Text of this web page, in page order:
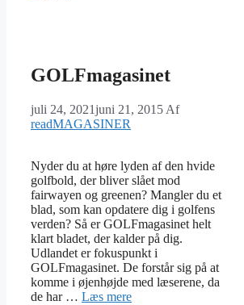
GOLFmagasinet
juli 24, 2021juni 21, 2015 Af
readMAGASINER
Nyder du at høre lyden af den hvide
golfbold, der bliver slået mod
fairwayen og greenen? Mangler du et
blad, som kan opdatere dig i golfens
verden? Så er GOLFmagasinet helt
klart bladet, der kalder på dig.
Udlandet er fokuspunkt i
GOLFmagasinet. De forstår sig på at
komme i øjenhøjde med læserene, da
de har … Læs mere